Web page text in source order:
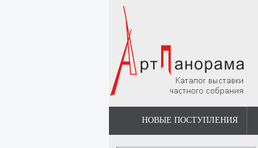
НОВЫЕ ПОСТУПЛЕНИЯ